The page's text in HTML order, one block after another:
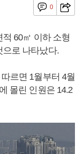
0
60㎡ 이하 소형
으로 나타났다.
르면 1월부터 4월
몰린 인원은 14.2